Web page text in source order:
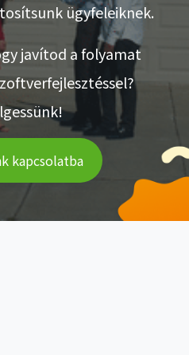
ügyfeleiknek.
javítod a folyamat
kapcsolatba